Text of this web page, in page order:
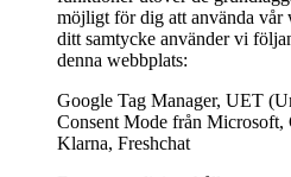
möjligt för dig att använda vår
ditt samtycke använder vi
denna webbplats:
Google Tag Manager, UET
Consent Mode från Microsoft,
Klarna, Freshchat